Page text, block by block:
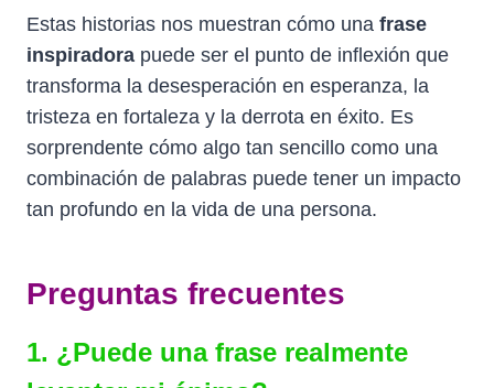
Estas historias nos muestran cómo una frase
inspiradora puede ser el punto de inflexión que
transforma la desesperación en esperanza, la
tristeza en fortaleza y la derrota en éxito. Es
sorprendente cómo algo tan sencillo como una
combinación de palabras puede tener un impacto
tan profundo en la vida de una persona.
Preguntas frecuentes
1. ¿Puede una frase realmente